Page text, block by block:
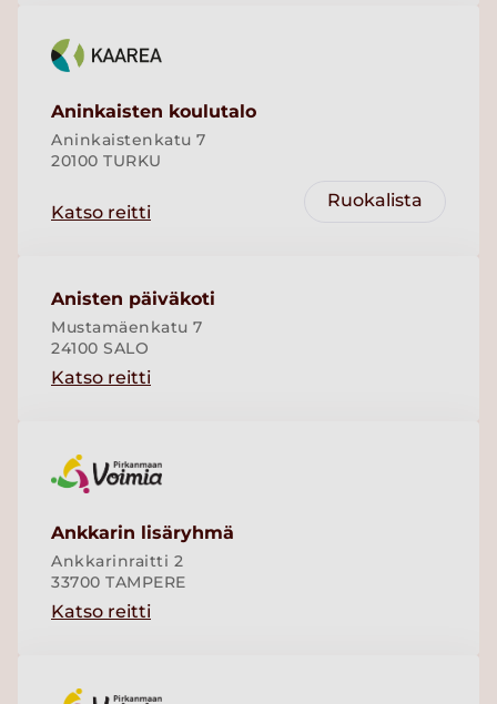
Aninkaisten koulutalo
Aninkaistenkatu 7
20100 TURKU
Katso reitti
Ruokalista
Anisten päiväkoti
Mustamäenkatu 7
24100 SALO
Katso reitti
Ankkarin lisäryhmä
Ankkarinraitti 2
33700 TAMPERE
Katso reitti